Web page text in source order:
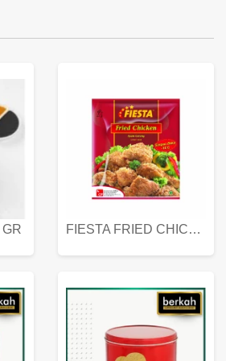
FIESTA FRIED CHICKEN 500 GR